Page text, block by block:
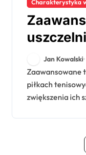
Charakterystyka
Jan Kowalski
Zaawansowane techniki uszczelniania w
piłkach
zwiększenia ich